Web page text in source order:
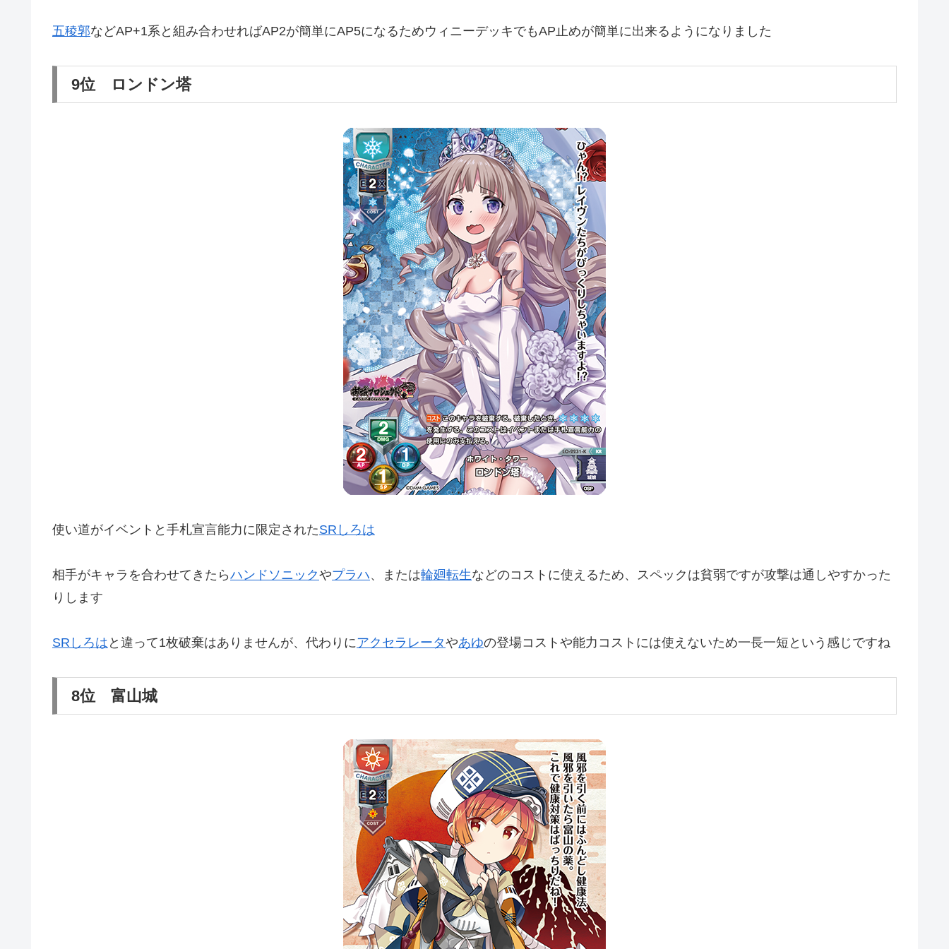
五稜郭などAP+1系と組み合わせればAP2が簡単にAP5になるためウィニーデッキでもAP止めが簡単に出来るようになりました
9位 ロンドン塔
使い道がイベントと手札宣言能力に限定されたSRしろは
相手がキャラを合わせてきたらハンドソニックやプラハ、または輪廻転生などのコストに使えるため、スペックは貧弱ですが攻撃は通しやすかった
りします
SRしろは と違って1枚破棄はありませんが、代わりにアクセラレータやあゆの登場コストや能力コストには使えないため一長一短という感じですね
8位 富山城